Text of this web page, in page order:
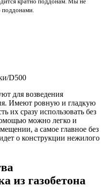
поддонами.
D500
для возведения
Имеют ровную и гладкую
их сразу использовать без
можно легко и
а самое главное без
о конструкции нежилого
из газобетона